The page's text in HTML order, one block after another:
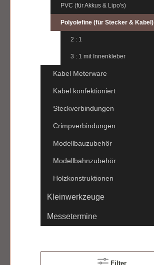
PVC (für Akkus & Lipo's)
Polyolefine (für Stecker & Kabel)
2 : 1
3 : 1 mit Innenkleber
Kabel Meterware
Kabel konfektioniert
Steckverbindungen
Crimpverbindungen
Modellbauzubehör
Modellbahnzubehör
Holzkonstruktionen
Kleinwerkzeuge
Messetermine
Filter